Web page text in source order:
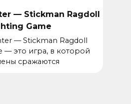
— Stickman Ragdoll
Game
— Stickman Ragdoll
— это игра, в которой
сражаются